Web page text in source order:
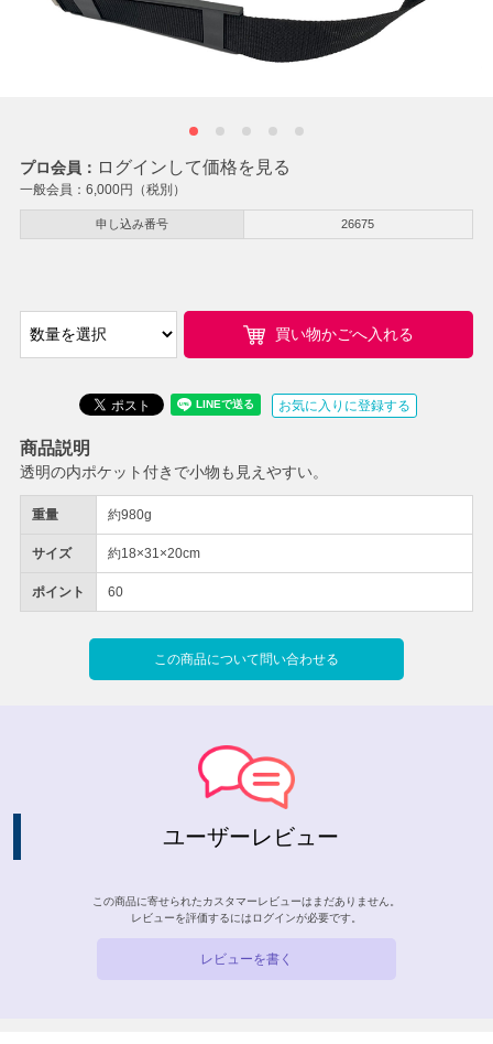
プロ会員： ログインして価格を見る
一般会員： 6,000円（税別）
申し込み番号 26675
重量 約980g
サイズ 約18×31×20cm
ポイント 60
買い物かごへ入れる
お気に入りに登録する
この商品について問い合わせる
商品説明
透明の内ポケット付きで小物も見えやすい。
ユーザーレビュー
この商品に寄せられたカスタマーレビューはまだありません。
レビューを評価するには ログインが必要です。
レビューを書く